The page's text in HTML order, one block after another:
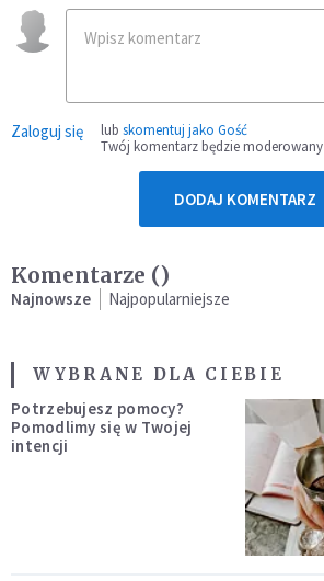
Zaloguj się lub skomentuj jako Gość
Twój komentarz będzie moderowany
DODAJ KOMENTARZ
Komentarze ()
Najnowsze Najpopularniejsze
WYBRANE DLA CIEBIE
Potrzebujesz pomocy?
Pomodlimy się w Twojej
intencji